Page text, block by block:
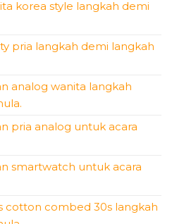
korea style langkah demi
pria langkah demi langkah
analog wanita langkah
pria analog untuk acara
smartwatch untuk acara
cotton combed 30s langkah